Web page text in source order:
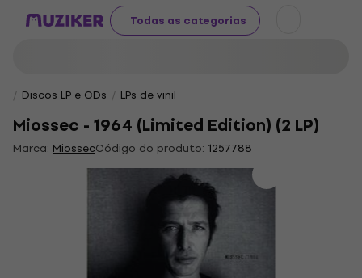
Todas as categorias
Discos LP e CDs LPs de vinil
Miossec - 1964 (Limited Edition) (2 LP)
Marca: MiossecCódigo do produto: 1257788